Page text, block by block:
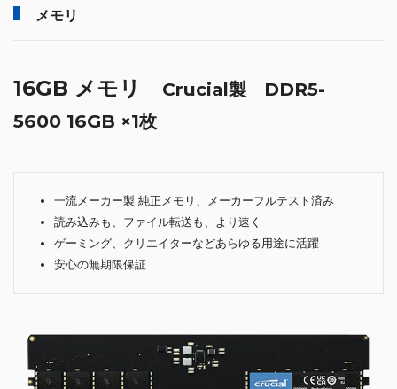
メモリ
16GB メモリ
Crucial製 DDR5-
5600 16GB ×1枚
一流メーカー製 純正メモリ、メーカーフルテスト済み
読み込みも、ファイル転送も、より速く
ゲーミング、クリエイターなどあらゆる用途に活躍
安心の無期限保証